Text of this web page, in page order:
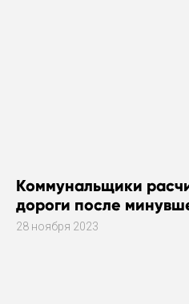
Коммунальщики
дороги после
28 ноября 2023